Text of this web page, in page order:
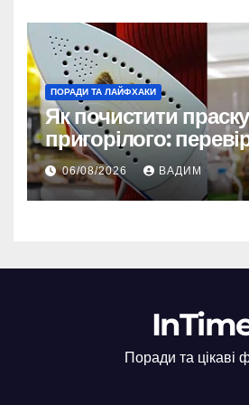
ПОРАДИ ТА ЛАЙФХАКИ
Як почистити
пригорілого:
06/08/2026 ВАДИМ
Поради та цікаві